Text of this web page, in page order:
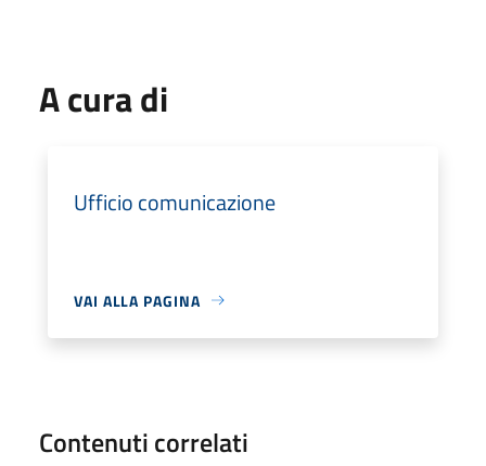
A cura di
Ufficio comunicazione
VAI ALLA PAGINA
Contenuti correlati